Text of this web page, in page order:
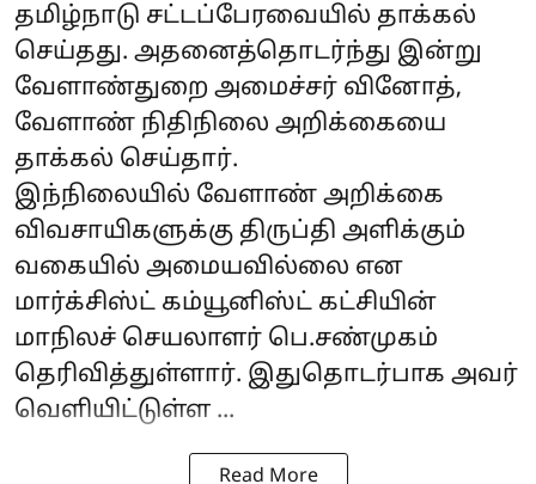
தமிழ்நாடு சட்டப்பேரவையில் தாக்கல்
செய்தது. அதனைத்தொடர்ந்து இன்று
வேளாண்துறை அமைச்சர் வினோத்,
வேளாண் நிதிநிலை அறிக்கையை
தாக்கல் செய்தார்.
இந்நிலையில் வேளாண் அறிக்கை
விவசாயிகளுக்கு திருப்தி அளிக்கும்
வகையில் அமையவில்லை என
மார்க்சிஸ்ட் கம்யூனிஸ்ட் கட்சியின்
மாநிலச் செயலாளர் பெ.சண்முகம்
தெரிவித்துள்ளார். இதுதொடர்பாக அவர்
வெளியிட்டுள்ள ...
Read More